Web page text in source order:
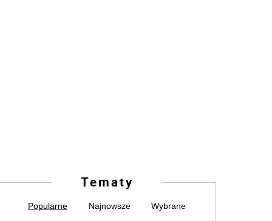
Tematy
Popularne Najnowsze Wybrane